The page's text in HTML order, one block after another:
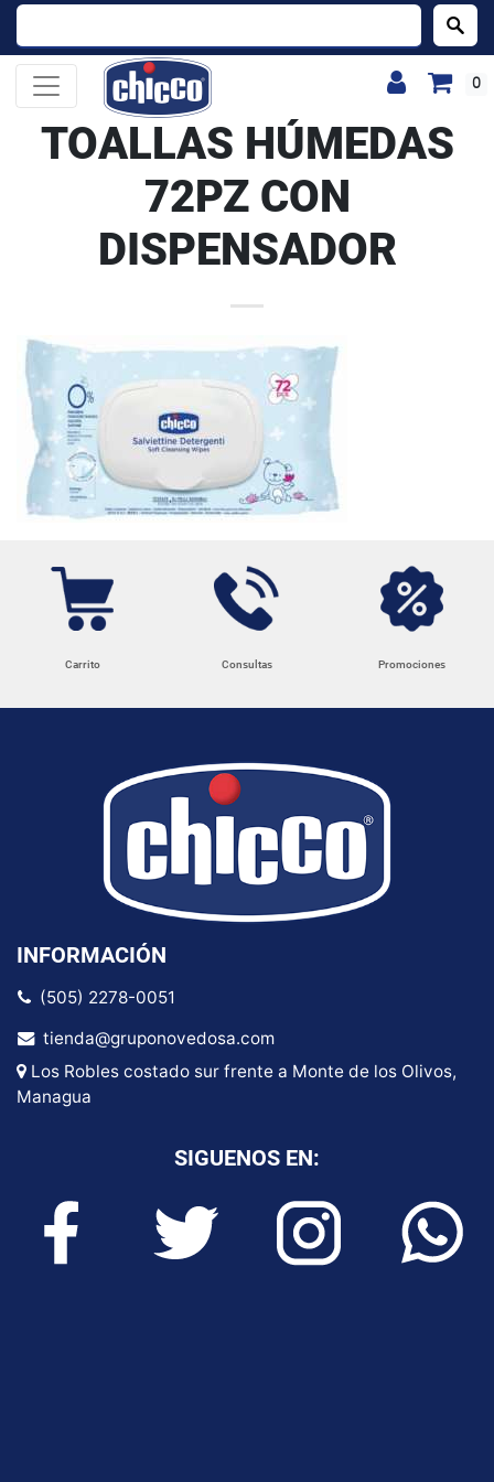
Buscar:
0
TOALLAS HÚMEDAS
72PZ CON
DISPENSADOR
Carrito Consultas Promociones
INFORMACIÓN
(505) 2278-0051
tienda@gruponovedosa.com
Los Robles costado sur frente a Monte de los Olivos,
Managua
SIGUENOS EN: